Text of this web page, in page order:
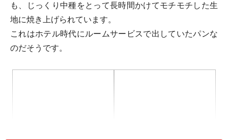
も、じっくり中種をとって長時間かけてモチモチした生
地に焼き上げられています。
これはホテル時代にルームサービスで出していたパンな
のだそうです。